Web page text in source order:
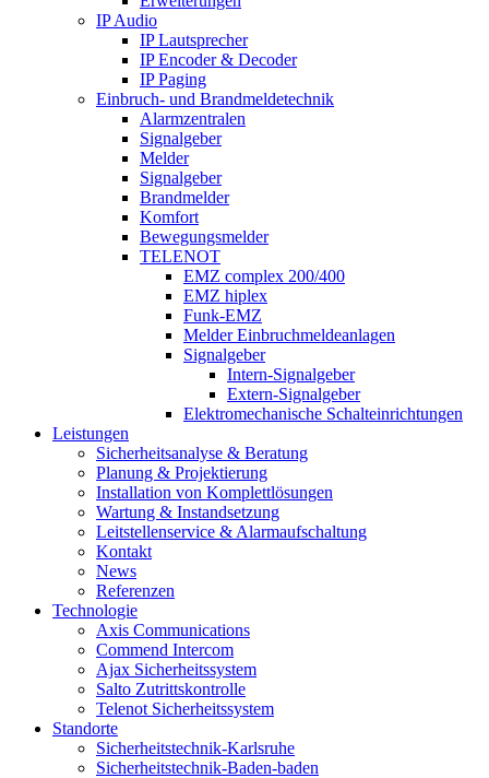
IP Audio
IP Lautsprecher
IP Encoder & Decoder
IP Paging
Einbruch- und Brandmeldetechnik
Alarmzentralen
Signalgeber
Melder
Signalgeber
Brandmelder
Komfort
Bewegungsmelder
TELENOT
EMZ complex 200/400
EMZ hiplex
Funk-EMZ
Melder Einbruchmeldeanlagen
Signalgeber
Intern-Signalgeber
Extern-Signalgeber
Elektromechanische Schalteinrichtungen
Leistungen
Sicherheitsanalyse & Beratung
Planung & Projektierung​
Installation von Komplettlösungen
Wartung & Instandsetzung
Leitstellenservice & Alarmaufschaltung
Kontakt
News
Referenzen
Technologie
Axis Communications
Commend Intercom
Ajax Sicherheitssystem​
Salto Zutrittskontrolle
Telenot Sicherheitssystem
Standorte
Sicherheitstechnik-Karlsruhe
Sicherheitstechnik-Baden-baden